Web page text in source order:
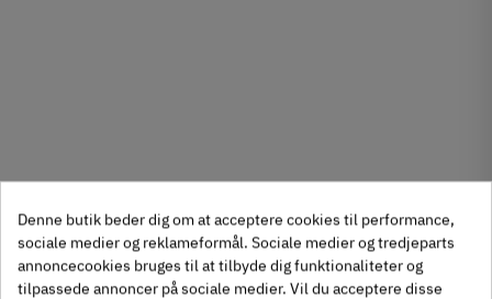
Denne butik beder dig om at acceptere cookies til performance,
sociale medier og reklameformål. Sociale medier og tredjeparts
annoncecookies bruges til at tilbyde dig funktionaliteter og
tilpassede annoncer på sociale medier. Vil du acceptere disse